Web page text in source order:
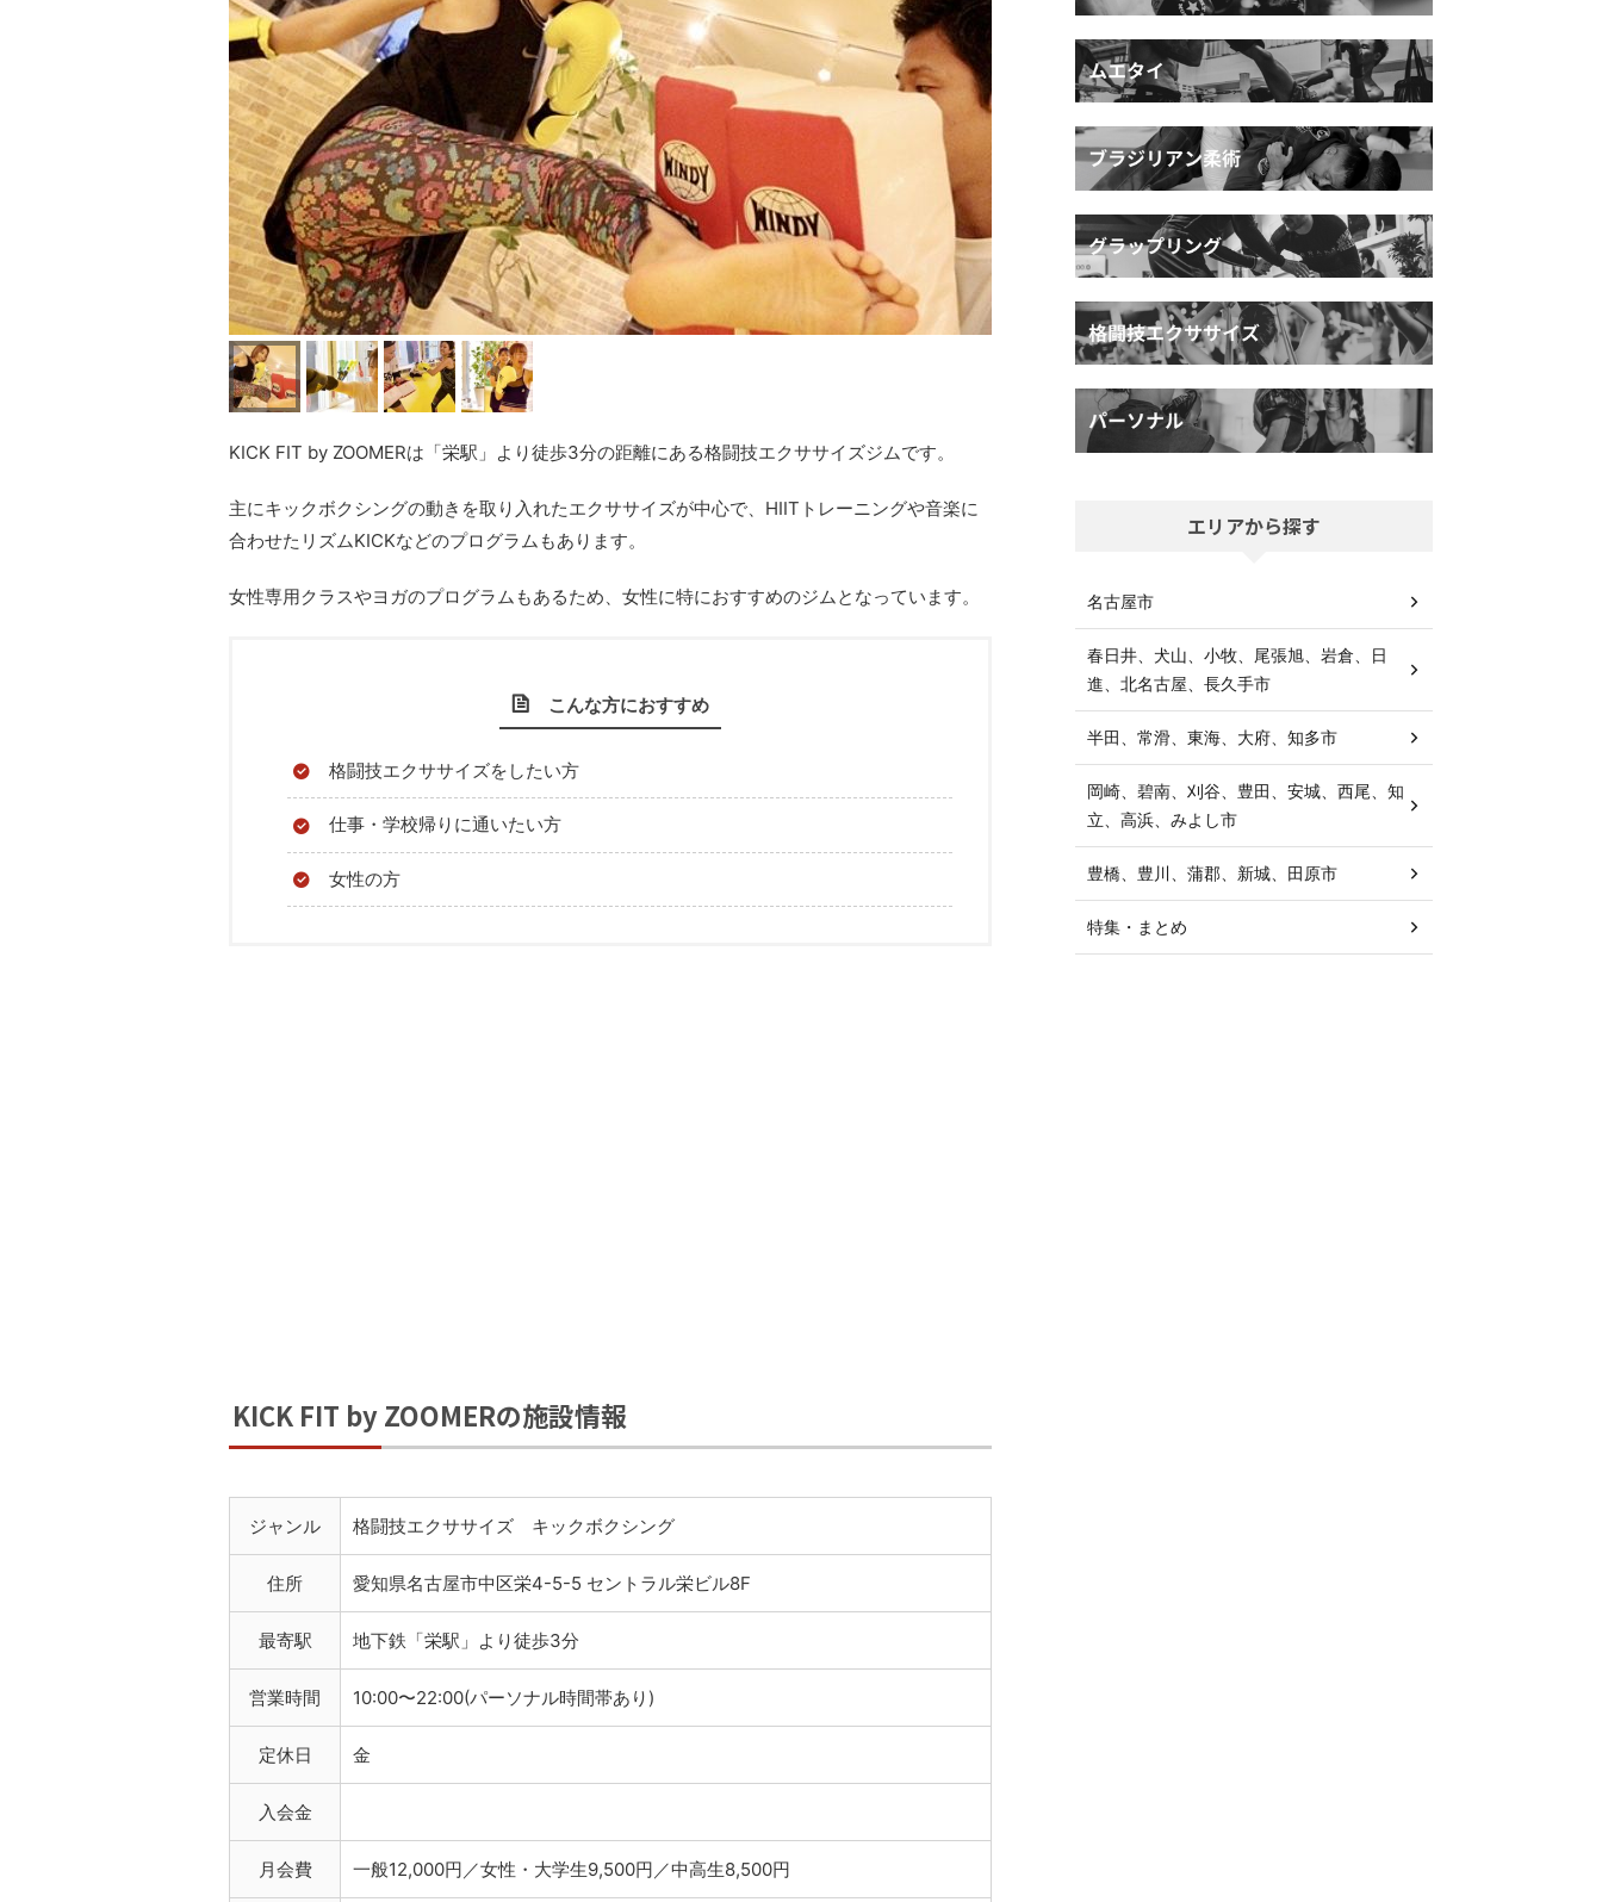
KICK FIT by ZOOMERは「栄駅」より徒歩3分の距離にある格闘技エクササイズジムです。
主にキックボクシングの動きを取り入れたエクササイズが中心で、HIITトレーニングや音楽に
合わせたリズムKICKなどのプログラムもあります。
女性専用クラスやヨガのプログラムもあるため、女性に特におすすめのジムとなっています。
こんな方におすすめ
格闘技エクササイズをしたい方
仕事・学校帰りに通いたい方
女性の方
KICK FIT by ZOOMERの施設情報
ジャンル 格闘技エクササイズ キックボクシング
住所 愛知県名古屋市中区栄4-5-5 セントラル栄ビル8F
最寄駅 地下鉄「栄駅」より徒歩3分
営業時間 10:00〜22:00(パーソナル時間帯あり)
定休日 金
入会金
月会費 一般12,000円／女性・大学生9,500円／中高生8,500円
エリアから探す
名古屋市
春日井、犬山、小牧、尾張旭、岩倉、日
進、北名古屋、長久手市
半田、常滑、東海、大府、知多市
岡崎、碧南、刈谷、豊田、安城、西尾、知
立、高浜、みよし市
豊橋、豊川、蒲郡、新城、田原市
特集・まとめ